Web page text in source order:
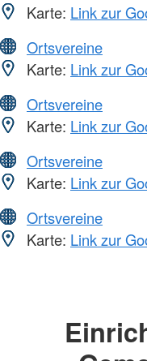
Karte: Link zur
Ortsvereine
Karte: Link zur
Ortsvereine
Karte: Link zur
Ortsvereine
Karte: Link zur
Ortsvereine
Karte: Link zur